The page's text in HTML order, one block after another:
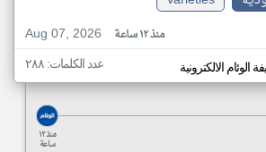
Aug 07, 2026
منذ ١٢ ساعة
الوئام الالكترونية عدد الكلمات: ٢٨٨
منذ ١٢
ساعة